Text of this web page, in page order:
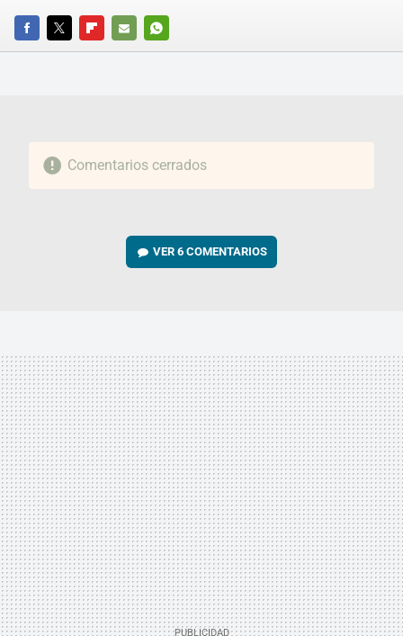
FACEBOOKTWITTERFLIPBOARD
E-
WHATSAPP
Comentarios cerrados
VER6 COMENTARIOS